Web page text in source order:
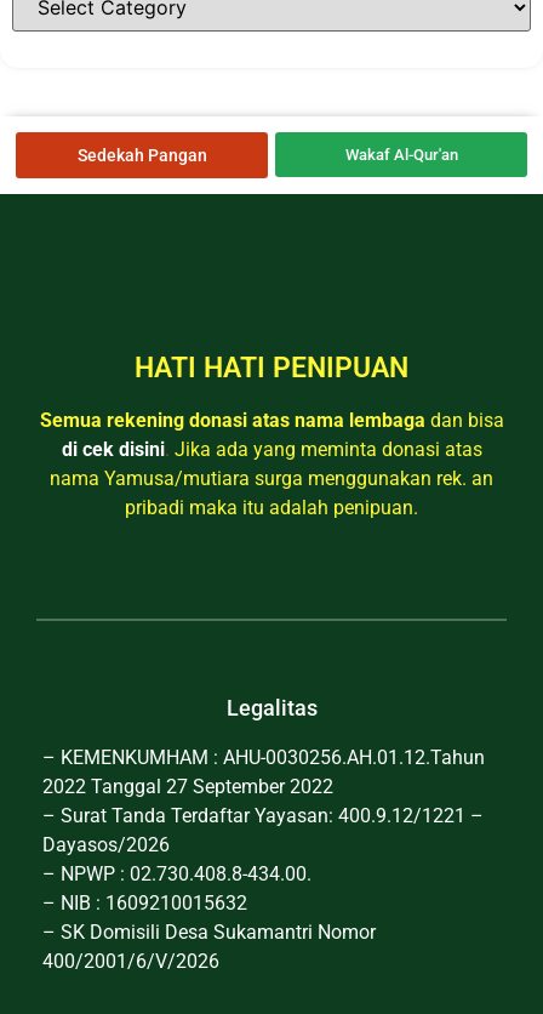
Sedekah Pangan Wakaf Al-Qur'an
HATI HATI PENIPUAN
Semua rekening donasi atas nama lembaga dan bisa
di cek disini. Jika ada yang meminta donasi atas
nama Yamusa/mutiara surga menggunakan rek. an
pribadi maka itu adalah penipuan.
Legalitas
– KEMENKUMHAM : AHU-0030256.AH.01.12.Tahun
2022 Tanggal 27 September 2022
– Surat Tanda Terdaftar Yayasan: 400.9.12/1221 –
Dayasos/2026
– NPWP : 02.730.408.8-434.00.
– NIB : 1609210015632
– SK Domisili Desa Sukamantri Nomor
400/2001/6/V/2026